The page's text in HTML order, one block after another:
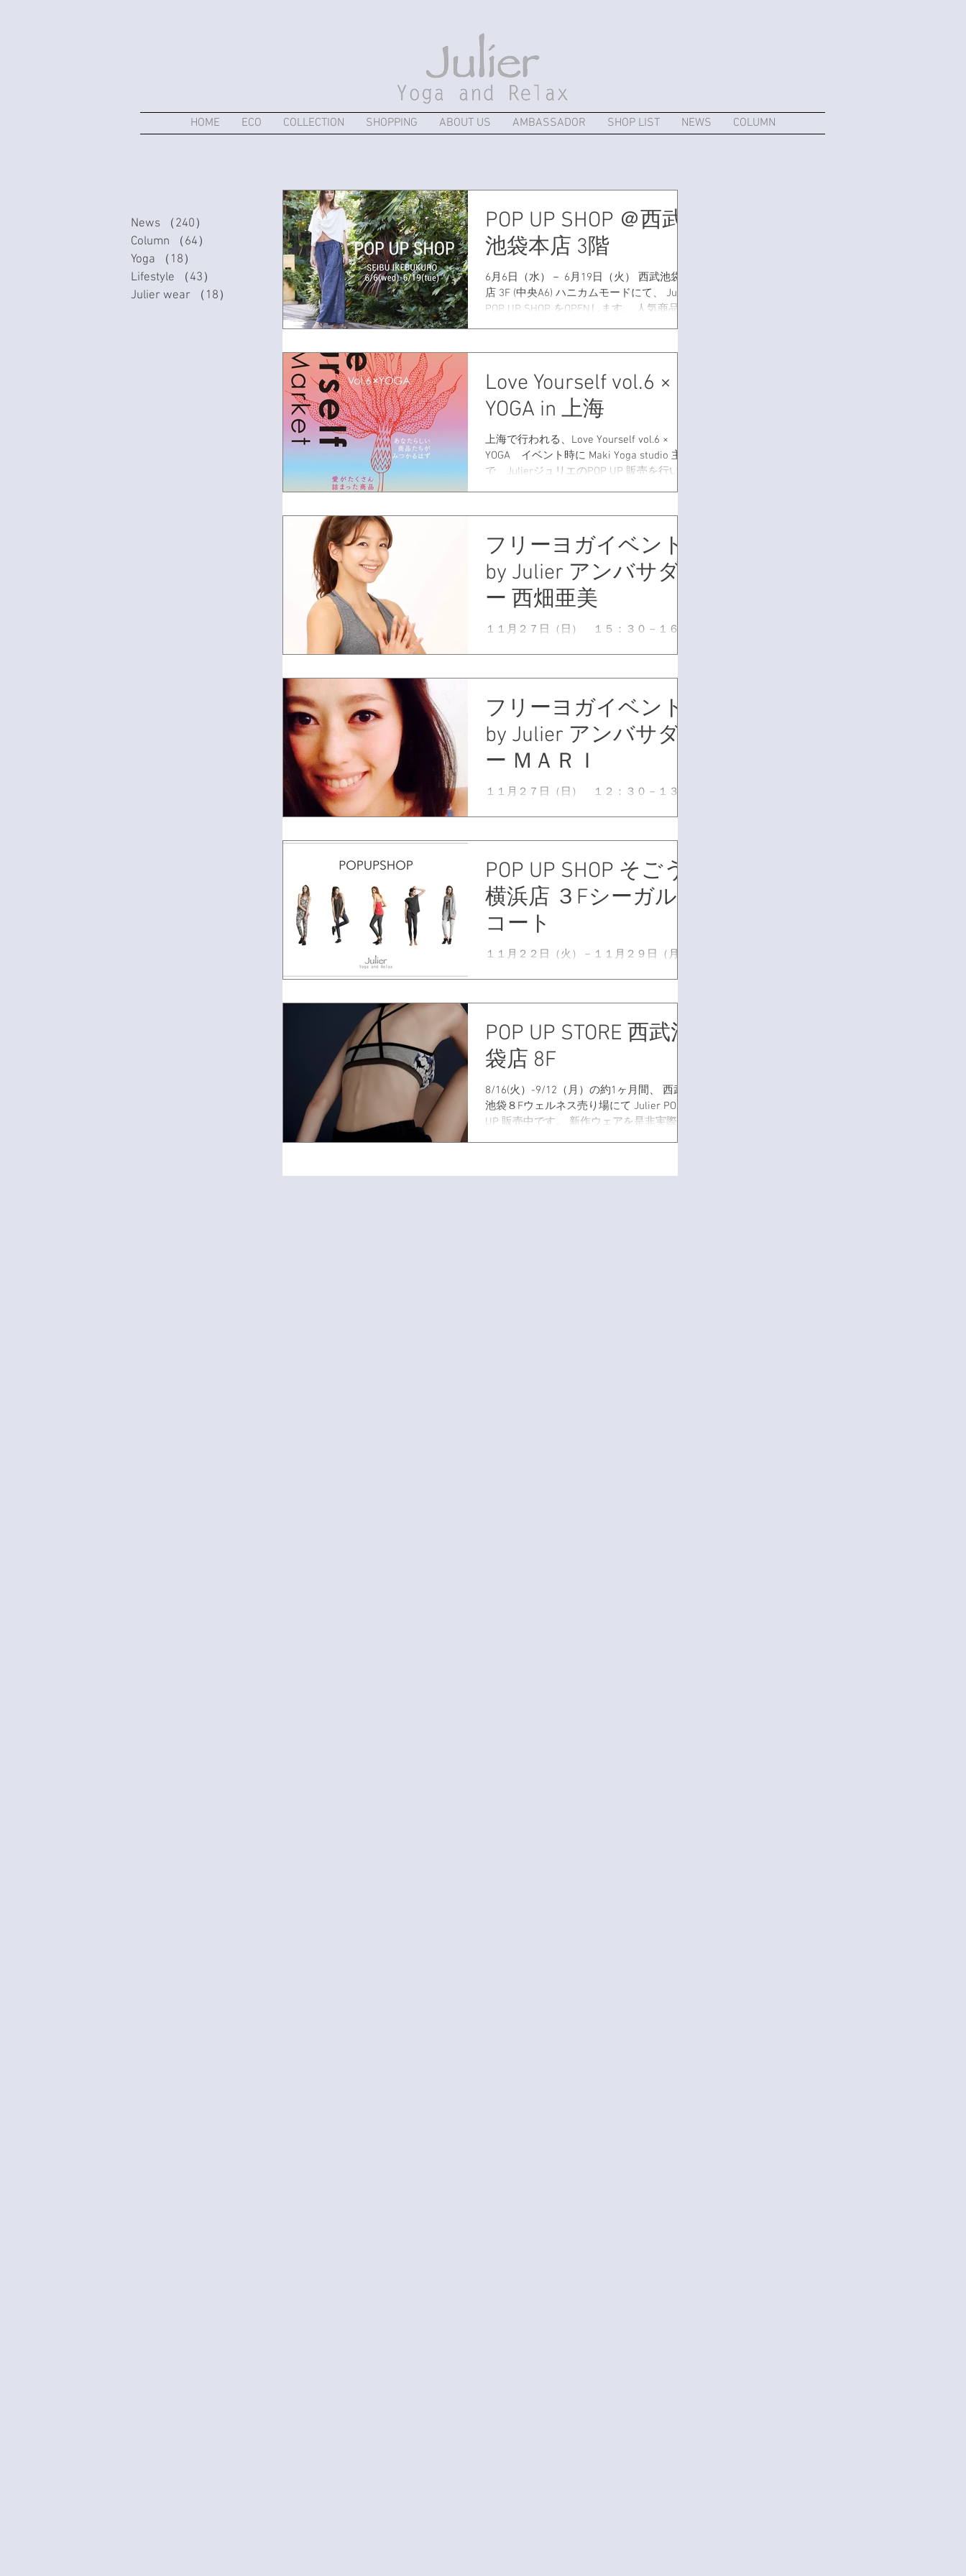
HOME ECO COLLECTION SHOPPING ABOUT US AMBASSADOR SHOP LIST NEWS COLUMN
News （240）
Column
（64）
Yoga
（18）
Lifestyle
（43）
Julier wear
（18） 18件の記事
POP UP SHOP ＠西武
池袋本店 3階
6月6日（水）－ 6月19日（火） 西武池袋本
店 3F (中央A6) ハニカムモードにて、 Julier
POP UP SHOP をOPENします。 人気商品も
お買い回りキャンペーンも実施中！...
Love Yourself vol.6 ×
YOGA in 上海
上海で行われる、Love Yourself vol.6 ×
YOGA イベント時に Maki Yoga studio 主催
で、JulierジュリエのPOP UP 販売を行いま
フリーヨガイベント
by Julier アンバサダ
ー 西畑亜美
１１月２７日（日） １５：３０－１６：
によるフリーヨガレッスンを開催。 ＊内
う横浜店 ３Fシーガルコート（メインエ
スカレーター横、吹き抜け）...
フリーヨガイベント
by Julier アンバサダ
ー ＭＡＲＩ
１１月２７日（日） １２：３０－１３：
よるフリーヨガレッスンを開催。 ＊内容：
浜店 ３Fシーガルコート（メインエスカ
レーター横、吹き抜け）...
POP UP SHOP そごう
横浜店 ３Fシーガル
コート
１１月２２日（火）－１１月２９日（月）
期間に先駆けて、
り場にて、一部商品を展開。 期間中：１１
月２７日（日）...
POP UP STORE 西武池
袋店 8F
8/16(火）-9/12（月）の約1ヶ月間、 西武
池袋８Fウェルネス売り場にて Julier POP
UP 販売中です。 新作ウェアを是非実際手